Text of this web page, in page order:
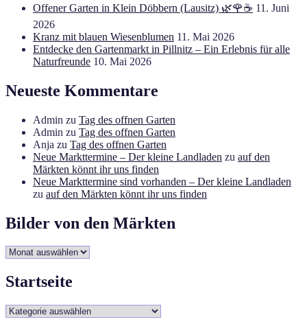
Offener Garten in Klein Döbbern (Lausitz) 🌿🌹☕ 11. Juni
2026
Kranz mit blauen Wiesenblumen 11. Mai 2026
Entdecke den Gartenmarkt in Pillnitz – Ein Erlebnis für alle
Naturfreunde 10. Mai 2026
Neueste Kommentare
Admin zu Tag des offnen Garten
Admin zu Tag des offnen Garten
Anja zu Tag des offnen Garten
Neue Markttermine – Der kleine Landladen zu auf den
Märkten könnt ihr uns finden
Neue Markttermine sind vorhanden – Der kleine Landladen
zu auf den Märkten könnt ihr uns finden
Bilder von den Märkten
Bilder
den
Märkten
Startseite
Startseite